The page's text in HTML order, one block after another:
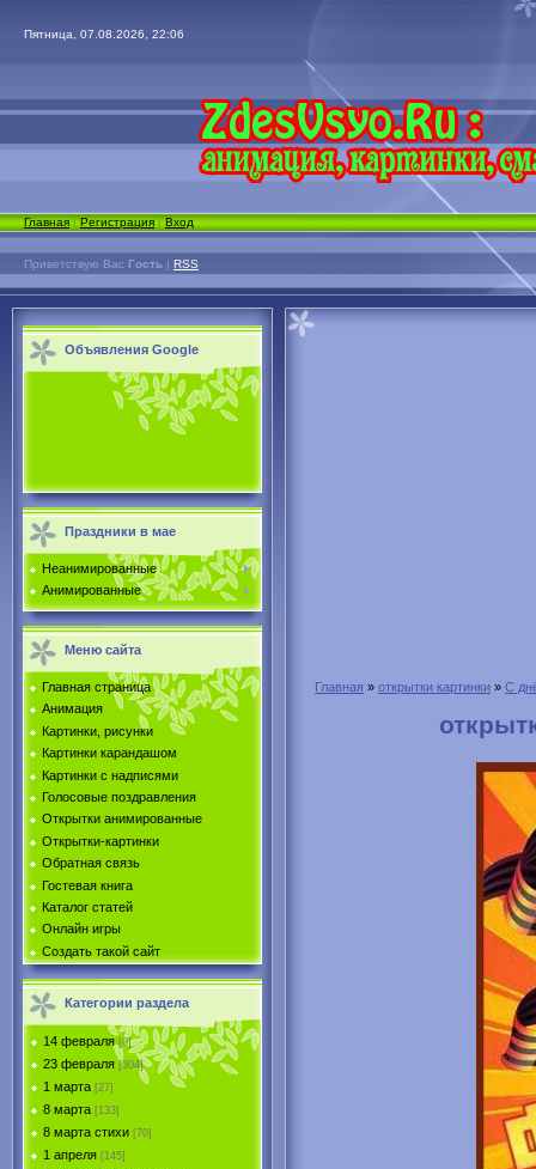
Пятница, 07.08.2026, 22:06
Главная|Регистрация|Вход
Приветствую Вас Гость | RSS
Объявления Google
Праздники в мае
Неанимированные
Анимированные
Меню сайта
Главная страница
Анимация
Картинки, рисунки
Картинки карандашом
Картинки с надписями
Голосовые поздравления
Открытки анимированные
Открытки-картинки
Обратная связь
Гостевая книга
Каталог статей
Онлайн игры
Создать такой сайт
Категории раздела
14 февраля [0]
23 февраля [304]
1 марта [27]
8 марта [133]
8 марта стихи [70]
1 апреля [145]
Главная » открытки картинки » С